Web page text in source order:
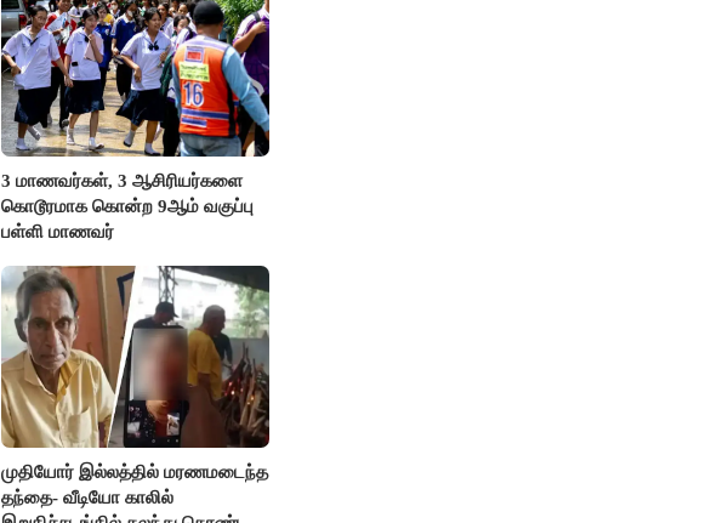
3 மாணவர்கள், 3 ஆசிரியர்களை
கொடூரமாக கொன்ற 9ஆம் வகுப்பு
பள்ளி மாணவர்
முதியோர் இல்லத்தில் மரணமடைந்த
தந்தை- வீடியோ காலில்